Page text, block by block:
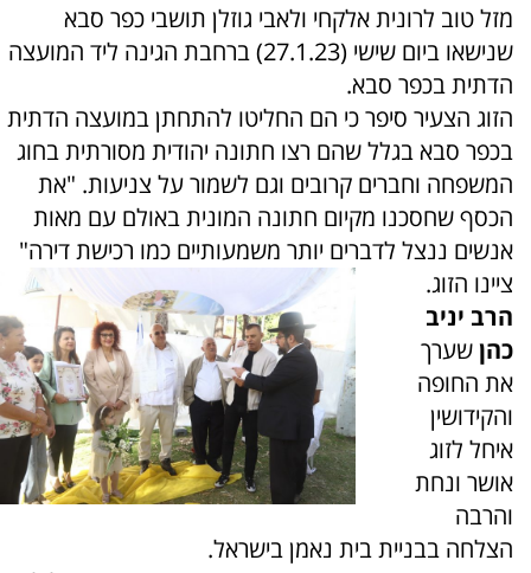
מזל טוב לרונית אלקחי ולאבי גוזלן תושבי כפר סבא
שנישאו ביום שישי (27.1.23) ברחבת הגינה ליד המועצה
הדתית בכפר סבא.
הזוג הצעיר סיפר כי הם החליטו להתחתן במועצה הדתית
בכפר סבא בגלל שהם רצו חתונה יהודית מסורתית בחוג
המשפחה וחברים קרובים וגם לשמור על צניעות. "את
הכסף שחסכנו מקיום חתונה המונית באולם עם מאות
אנשים ננצל לדברים יותר משמעותיים כמו רכישת דירה"
ציינו הזוג.
הרב יניב
כהןשערך
את החופה
והקידושין
איחל לזוג
אושר ונחת
והרבה
הצלחה בבניית בית נאמן בישראל.